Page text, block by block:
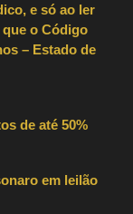
e só ao ler
o Código
– Estado de
de até 50%
em leilão